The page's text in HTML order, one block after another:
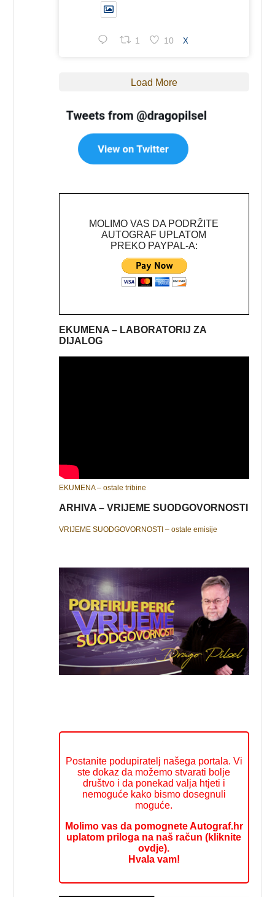
1 10 X
Load More
MOLIMO VAS DA PODRŽITE
AUTOGRAF UPLATOM
PREKO PAYPAL-A:
EKUMENA – LABORATORIJ ZA
DIJALOG
EKUMENA – ostale tribine
ARHIVA – VRIJEME SUODGOVORNOSTI
VRIJEME SUODGOVORNOSTI – ostale emisije
Postanite podupiratelj našega portala. Vi
ste dokaz da možemo stvarati bolje
društvo i da ponekad valja htjeti i
nemoguće kako bismo dosegnuli
moguće.
Molimo vas da pomognete Autograf.hr
uplatom priloga na naš račun (kliknite
ovdje).
Hvala vam!